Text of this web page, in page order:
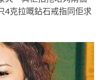
4克拉嘅鉆石戒指同佢求